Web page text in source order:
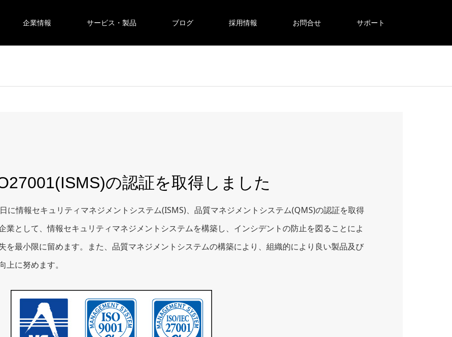
企業情報 サービス・製品 ブログ 採用情報 お問合せ サポート
の認証を取得しました
に情報セキュリティマネジメントシステム(ISMS)、品質マネジメントシステム(QMS)の認証を取得
業として、情報セキュリティマネジメントシステムを構築し、インシデントの防止を図ることによ
を最小限に留めます。また、品質マネジメントシステムの構築により、組織的により良い製品及び
に努めます。